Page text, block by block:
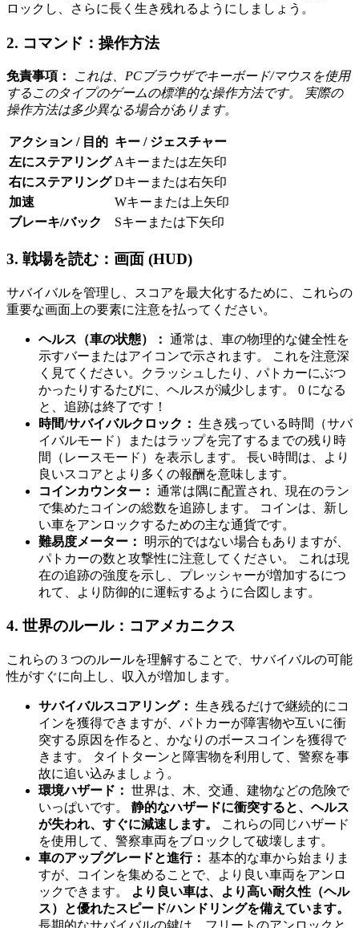
ロックし、さらに長く生き残れるようにしましょう。
2. コマンド：操作方法
免責事項：
これは、PCブラウザでキーボード/マウスを使用
するこのタイプのゲームの標準的な操作方法です。 実際の
操作方法は多少異なる場合があります。
アクション / 目的 キー / ジェスチャー
左にステアリング Aキーまたは左矢印
右にステアリング Dキーまたは右矢印
加速
Wキーまたは上矢印
ブレーキ/バック
Sキーまたは下矢印
3. 戦場を読む：画面 (HUD)
サバイバルを管理し、スコアを最大化するために、これらの
重要な画面上の要素に注意を払ってください。
ヘルス（車の状態）： 通常は、車の物理的な健全性を
示すバーまたはアイコンで示されます。 これを注意深
く見てください。クラッシュしたり、パトカーにぶつ
かったりするたびに、ヘルスが減少します。 0 になる
と、追跡は終了です！
時間/サバイバルクロック： 生き残っている時間（サバ
イバルモード）またはラップを完了するまでの残り時
間（レースモード）を表示します。 長い時間は、より
良いスコアとより多くの報酬を意味します。
コインカウンター： 通常は隅に配置され、現在のラン
で集めたコインの総数を追跡します。 コインは、新し
い車をアンロックするための主な通貨です。
難易度メーター：
明示的ではない場合もありますが、
パトカーの数と攻撃性に注意してください。 これは現
在の追跡の強度を示し、プレッシャーが増加するにつ
れて、より防御的に運転するように合図します。
4. 世界のルール：コアメカニクス
これらの 3 つのルールを理解することで、サバイバルの可能
性がすぐに向上し、収入が増加します。
サバイバルスコアリング： 生き残るだけで継続的にコ
インを獲得できますが、パトカーが障害物や互いに衝
突する原因を作ると、かなりのボースコインを獲得で
きます。 タイトターンと障害物を利用して、警察を事
故に追い込みましょう。
環境ハザード： 世界は、木、交通、建物などの危険で
いっぱいです。 静的なハザードに衝突すると、ヘルス
が失われ、すぐに減速します。
これらの同じハザード
を使用して、警察車両をブロックして破壊します。
車のアップグレードと進行： 基本的な車から始まりま
すが、コインを集めることで、より良い車両をアンロ
ックできます。
より良い車は、より高い耐久性（ヘル
ス）と優れたスピード/ハンドリングを備えています。